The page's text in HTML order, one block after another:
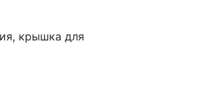
крышка для